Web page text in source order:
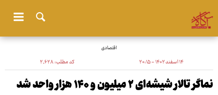
اقتصادی
۱۴ اسفند ۱۴۰۲ - ۲۰:۱۵ کد مطلب:۲٬۶۲۸
نماگر تالار شیشه‌ای ۲ میلیون و ۱۴۰ هزار واحد شد